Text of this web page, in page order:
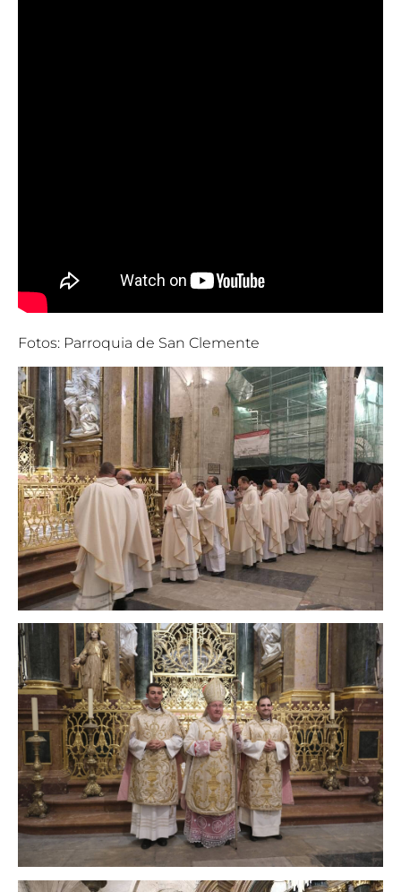
Fotos: Parroquia de San Clemente